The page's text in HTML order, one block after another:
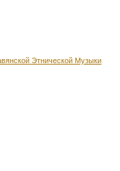
Этнической Музыки